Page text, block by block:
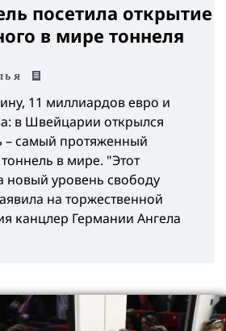
посетила открытие
в мире тоннеля
11 миллиардов евро и
в Швейцарии открылся
– самый протяженный
в мире. "Этот
новый уровень свободу
на торжественной
канцлер Германии Ангела